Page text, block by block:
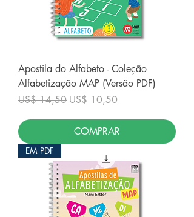
Apostila do Alfabeto - Coleção
Alfabetização MAP (Versão PDF)
Preço normal
US$ 14,50 Preço promocional
US$ 10,50
COMPRAR
EM PDF